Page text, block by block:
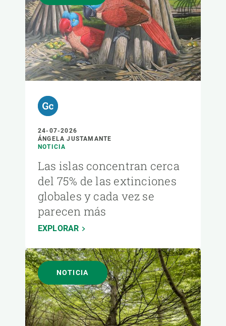
24-07-2026
ÁNGELA JUSTAMANTE
NOTICIA
Las islas concentran cerca
del 75% de las extinciones
globales y cada vez se
parecen más
EXPLORAR
NOTICIA